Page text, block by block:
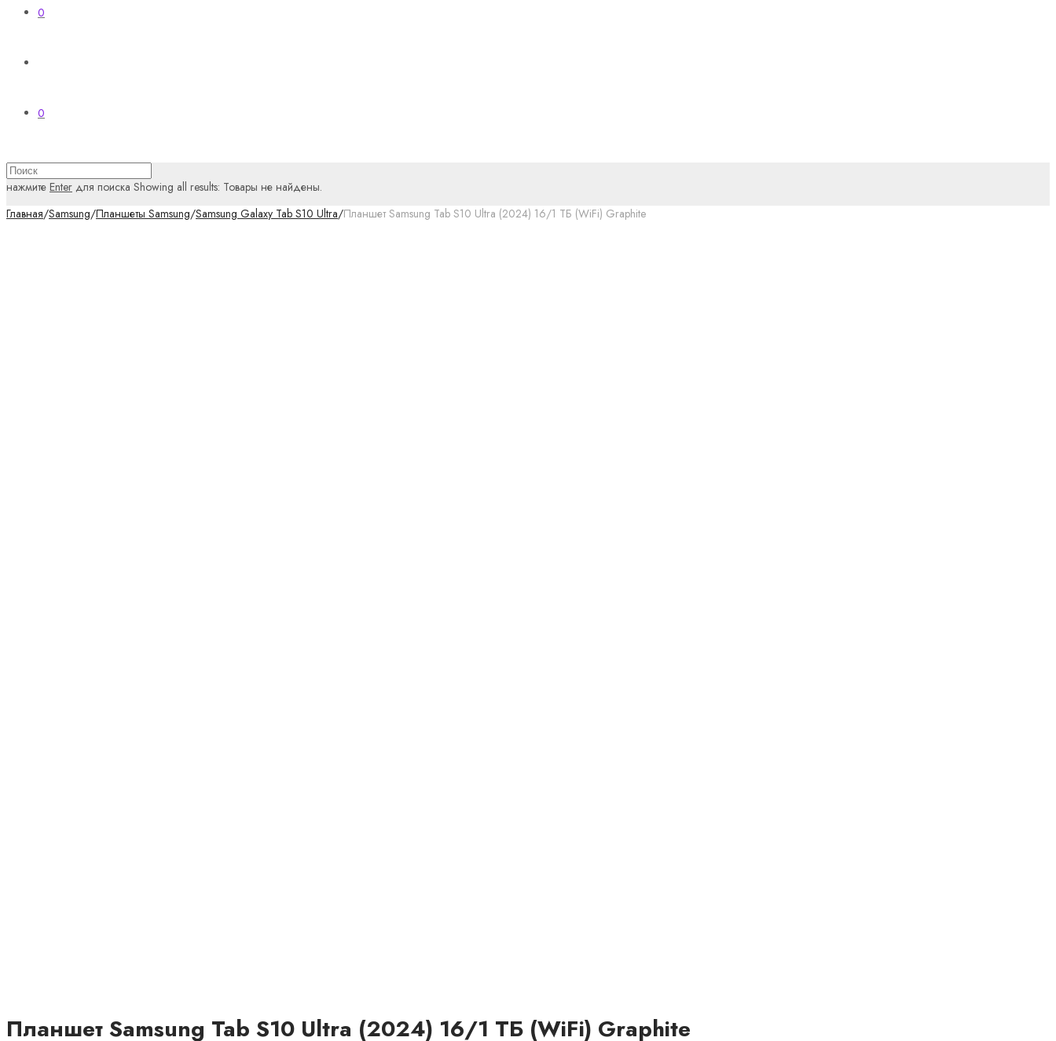
0
0
нажмите Enter для поиска Showing all results: Товары не найдены.
Главная/Samsung/Планшеты Samsung/Samsung Galaxy Tab S10 Ultra/Планшет Samsung Tab S10 Ultra (2024) 16/1 ТБ (WiFi) Graphite
Планшет Samsung Tab S10 Ultra (2024) 16/1 ТБ (WiFi) Graphite